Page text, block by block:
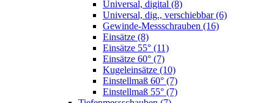
Universal, digital (8)
Universal, dig., verschiebbar (6)
Gewinde-Messschrauben (16)
Einsätze (8)
Einsätze 55° (11)
Einsätze 60° (7)
Kugeleinsätze (10)
Einstellmaß 60° (7)
Einstellmaß 55° (7)